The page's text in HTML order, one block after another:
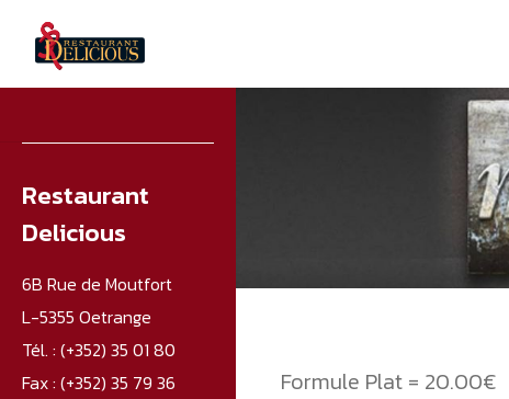
Formule Plat = 20.00€
Restaurant
Delicious
6B Rue de Moutfort
L-5355 Oetrange
Tél. : (+352) 35 01 80
Fax : (+352) 35 79 36